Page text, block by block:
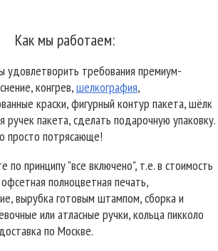
Как мы работаем:
удовлетворить требования премиум-
конгрев,шелкография,
краски, фигурный контур пакета, шёлк
ручек пакета, сделать подарочную упаковку.
просто потрясающе!
по принципу "все включено", т.е. в стоимость
полноцветная печать,
вырубка готовым штампом, сборка и
или атласные ручки, кольца пикколо
по Москве.